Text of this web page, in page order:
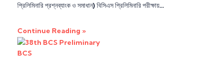
প্রিলিমিনারি প্রশ্নব্যাংক ও সমাধান) বিসিএস প্রিলিমিনারি পরীক্ষায়…
Continue Reading »
BCS